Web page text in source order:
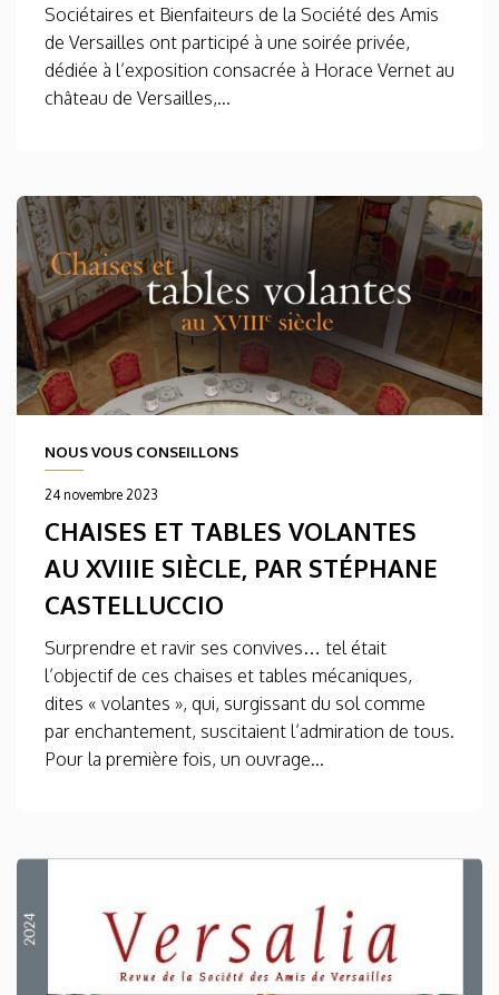
Sociétaires et Bienfaiteurs de la Société des Amis
de Versailles ont participé à une soirée privée,
dédiée à l’exposition consacrée à Horace Vernet au
château de Versailles,...
NOUS VOUS CONSEILLONS
24 novembre 2023
CHAISES ET TABLES VOLANTES
AU XVIIIE SIÈCLE, PAR STÉPHANE
CASTELLUCCIO
Surprendre et ravir ses convives… tel était
l’objectif de ces chaises et tables mécaniques,
dites « volantes », qui, surgissant du sol comme
par enchantement, suscitaient l’admiration de tous.
Pour la première fois, un ouvrage...